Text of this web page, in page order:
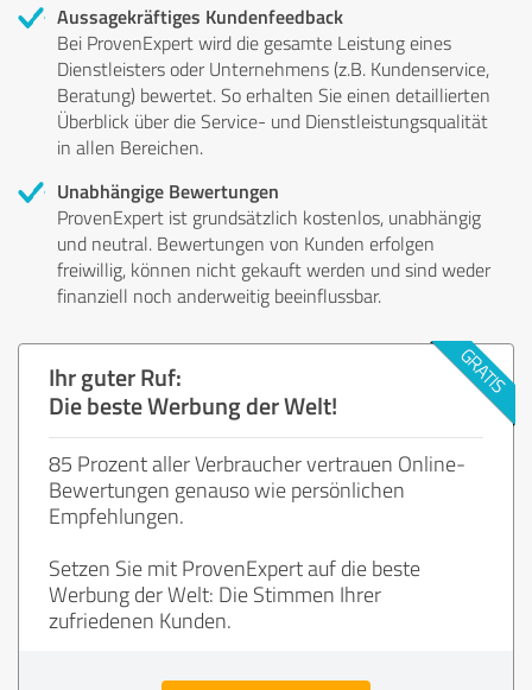
Aussagekräftiges Kundenfeedback
Bei ProvenExpert wird die gesamte Leistung eines
Dienstleisters oder Unternehmens (z.B. Kundenservice,
Beratung) bewertet. So erhalten Sie einen detaillierten
Überblick über die Service- und Dienstleistungsqualität
in allen Bereichen.
Unabhängige Bewertungen
ProvenExpert ist grundsätzlich kostenlos, unabhängig
und neutral. Bewertungen von Kunden erfolgen
freiwillig, können nicht gekauft werden und sind weder
finanziell noch anderweitig beeinflussbar.
Ihr guter Ruf:
Die beste Werbung der Welt!
85 Prozent aller Verbraucher vertrauen Online-
Bewertungen genauso wie persönlichen
Empfehlungen.
Setzen Sie mit ProvenExpert auf die beste
Werbung der Welt: Die Stimmen Ihrer
zufriedenen Kunden.